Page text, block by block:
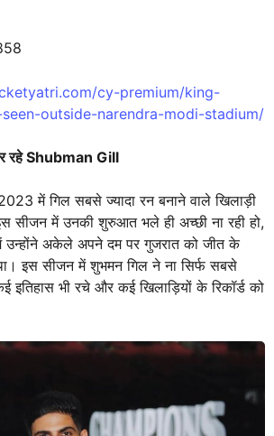
cy-premium/king-
outside-narendra-modi-stadium/
रहे Shubman Gill
में गिल सबसे ज्यादा रन बनाने वाले खिलाड़ी
सीजन में उनकी शुरुआत भले ही अच्छी ना रही हो,
उन्होंने अकेले अपने दम पर गुजरात को जीत के
इस सीजन में शुभमन गिल ने ना सिर्फ सबसे
इतिहास भी रचे और कई खिलाड़ियों के रिकॉर्ड को